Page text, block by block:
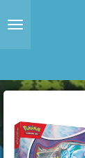
hoofdinhoud